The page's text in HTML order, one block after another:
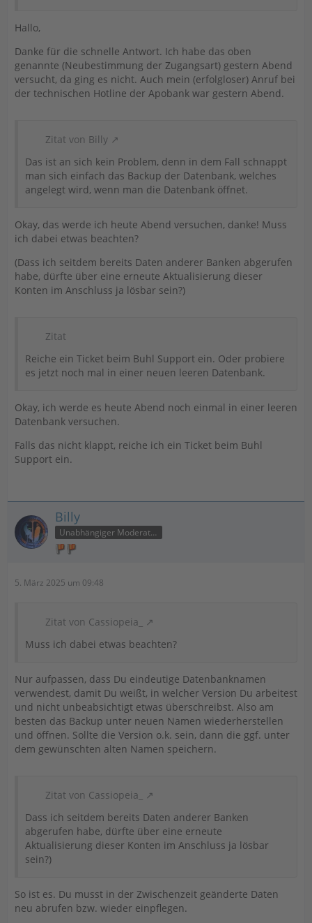
Hallo,
Danke für die schnelle Antwort. Ich habe das oben
genannte (Neubestimmung der Zugangsart) gestern Abend
versucht, da ging es nicht. Auch mein (erfolgloser) Anruf bei
der technischen Hotline der Apobank war gestern Abend.
Zitat von Billy
Das ist an sich kein Problem, denn in dem Fall schnappt
man sich einfach das Backup der Datenbank, welches
angelegt wird, wenn man die Datenbank öffnet.
Okay, das werde ich heute Abend versuchen, danke! Muss
ich dabei etwas beachten?
(Dass ich seitdem bereits Daten anderer Banken abgerufen
habe, dürfte über eine erneute Aktualisierung dieser
Konten im Anschluss ja lösbar sein?)
Zitat
Reiche ein Ticket beim Buhl Support ein. Oder probiere
es jetzt noch mal in einer neuen leeren Datenbank.
Okay, ich werde es heute Abend noch einmal in einer leeren
Datenbank versuchen.
Falls das nicht klappt, reiche ich ein Ticket beim Buhl
Support ein.
Billy
Unabhängiger Moderator
5. März 2025 um 09:48
Zitat von Cassiopeia_
Muss ich dabei etwas beachten?
Nur aufpassen, dass Du eindeutige Datenbanknamen
verwendest, damit Du weißt, in welcher Version Du arbeitest
und nicht unbeabsichtigt etwas überschreibst. Also am
besten das Backup unter neuen Namen wiederherstellen
und öffnen. Sollte die Version o.k. sein, dann die ggf. unter
dem gewünschten alten Namen speichern.
Zitat von Cassiopeia_
Dass ich seitdem bereits Daten anderer Banken
abgerufen habe, dürfte über eine erneute
Aktualisierung dieser Konten im Anschluss ja lösbar
sein?)
So ist es. Du musst in der Zwischenzeit geänderte Daten
neu abrufen bzw. wieder einpflegen.